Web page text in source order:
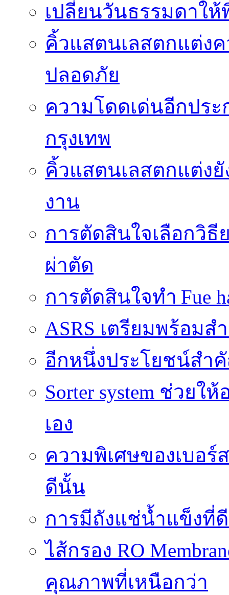
เปลี่ยนวันธรรมดาใ
คิ้วแสตนเลสตกแต่ง
ปลอดภัย
ความโดดเด่นอีกปร
กรุงเทพ
คิ้วแสตนเลสตกแต่ง
งาน
การตัดสินใจเลือกวิ
ผ่าตัด
การตัดสินใจทำ Fue
ASRS เตรียมพร้อม
อีกหนึ่งประโยชน์สำคั
Sorter system ช่วย
เอง
ความพิเศษของเบอ
ดีนั้น
การมีถังแช่น้ำแข็งที่
ไส้กรอง RO
คุณภาพที่เหนือกว่า